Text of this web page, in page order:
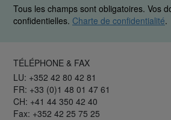
Tous les champs sont obligatoires. Vos
confidentielles. Charte de confidentialité.
TÉLÉPHONE & FAX
LU: +352 42 80 42 81
FR: +33 (0)1 48 01 47 61
CH: +41 44 350 42 40
Fax: +352 42 25 75 25